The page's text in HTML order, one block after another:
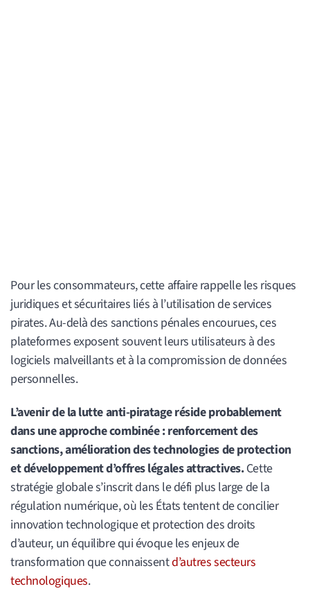
Pour les consommateurs, cette affaire rappelle les risques
juridiques et sécuritaires liés à l’utilisation de services
pirates. Au-delà des sanctions pénales encourues, ces
plateformes exposent souvent leurs utilisateurs à des
logiciels malveillants et à la compromission de données
personnelles.
L’avenir de la lutte anti-piratage réside probablement
dans une approche combinée : renforcement des
sanctions, amélioration des technologies de protection
et développement d’offres légales attractives.Cette
stratégie globale s’inscrit dans le défi plus large de la
régulation numérique, où les États tentent de concilier
innovation technologique et protection des droits
d’auteur, un équilibre qui évoque les enjeux de
transformation que connaissentd’autres secteurs
technologiques.